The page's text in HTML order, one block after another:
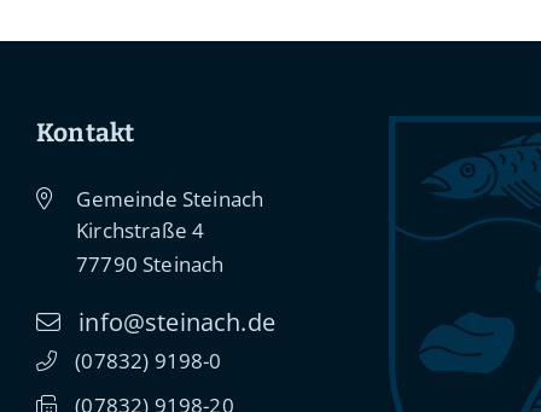
Kontakt
Gemeinde Steinach
Kirchstraße 4
77790 Steinach
info@steinach.de
(07832) 91 98-0
(07832) 91 98-20